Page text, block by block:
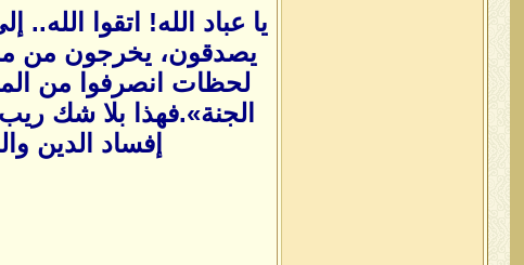
يا عباد الله! اتقوا
يصدقون، يخرجون من
لحظات انصرفوا من
الجنة».فهذا بلا شك
إفساد الدين